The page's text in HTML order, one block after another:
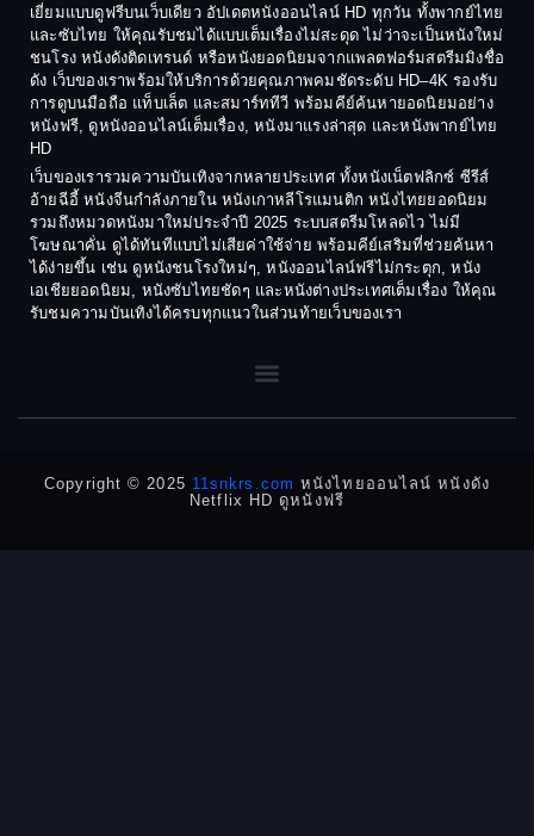
Coming-of-age ชีวิตวัยรุ่น
Crime อาชญากรรม
Crime อาชญากรรม
Culture
Dance เต้น
Dark Comedy ตลกร้าย
DC
Detective สืบสวน
1986
1985
1984
1983
1982
1981
1980
1978
1974
1973
1972
1971
1970
1969
1968
1964
เยี่ยมแบบดูฟรีบนเว็บเดียว อัปเดตหนังออนไลน์ HD ทุกวัน ทั้งพากย์ไทย
และซับไทย ให้คุณรับชมได้แบบเต็มเรื่องไม่สะดุด ไม่ว่าจะเป็นหนังใหม่
ชนโรง หนังดังติดเทรนด์ หรือหนังยอดนิยมจากแพลตฟอร์มสตรีมมิงชื่อ
ดัง เว็บของเราพร้อมให้บริการด้วยคุณภาพคมชัดระดับ HD–4K รองรับ
การดูบนมือถือ แท็บเล็ต และสมาร์ททีวี พร้อมคีย์ค้นหายอดนิยมอย่าง
หนังฟรี, ดูหนังออนไลน์เต็มเรื่อง, หนังมาแรงล่าสุด และหนังพากย์ไทย
HD
เว็บของเรารวมความบันเทิงจากหลายประเทศ ทั้งหนังเน็ตฟลิกซ์ ซีรีส์
อ้ายฉีอี้ หนังจีนกำลังภายใน หนังเกาหลีโรแมนติก หนังไทยยอดนิยม
รวมถึงหมวดหนังมาใหม่ประจำปี 2025 ระบบสตรีมโหลดไว ไม่มี
โฆษณาคั่น ดูได้ทันทีแบบไม่เสียค่าใช้จ่าย พร้อมคีย์เสริมที่ช่วยค้นหา
ได้ง่ายขึ้น เช่น ดูหนังชนโรงใหม่ๆ, หนังออนไลน์ฟรีไม่กระตุก, หนัง
เอเชียยอดนิยม, หนังซับไทยชัดๆ และหนังต่างประเทศเต็มเรื่อง ให้คุณ
รับชมความบันเทิงได้ครบทุกแนวในส่วนท้ายเว็บของเรา
Copyright © 2025 11snkrs.com หนังไทยออนไลน์ หนังดัง
Netflix HD ดูหนังฟรี